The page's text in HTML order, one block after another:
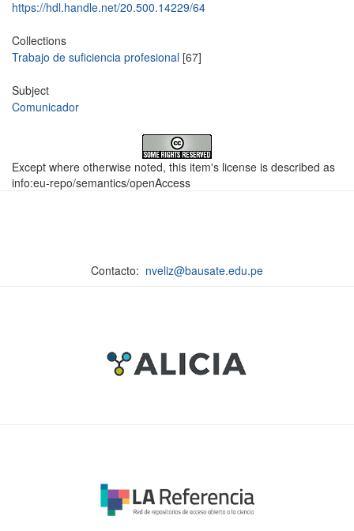
https://hdl.handle.net/20.500.14229/64
Collections
Trabajo de suficiencia profesional [67]
Subject
Comunicador
Except where otherwise noted, this item's license is described as
info:eu-repo/semantics/openAccess
Contacto: nveliz@bausate.edu.pe